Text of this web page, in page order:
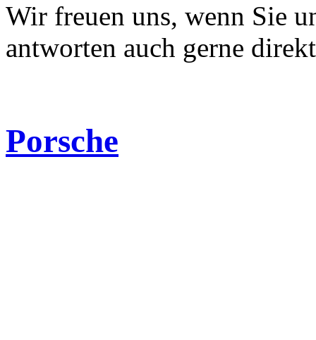
Wir freuen uns, wenn Sie
antworten auch gerne
Porsche